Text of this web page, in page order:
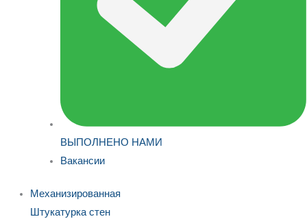
ВЫПОЛНЕНО НАМИ
Вакансии
Механизированная
Штукатурка стен